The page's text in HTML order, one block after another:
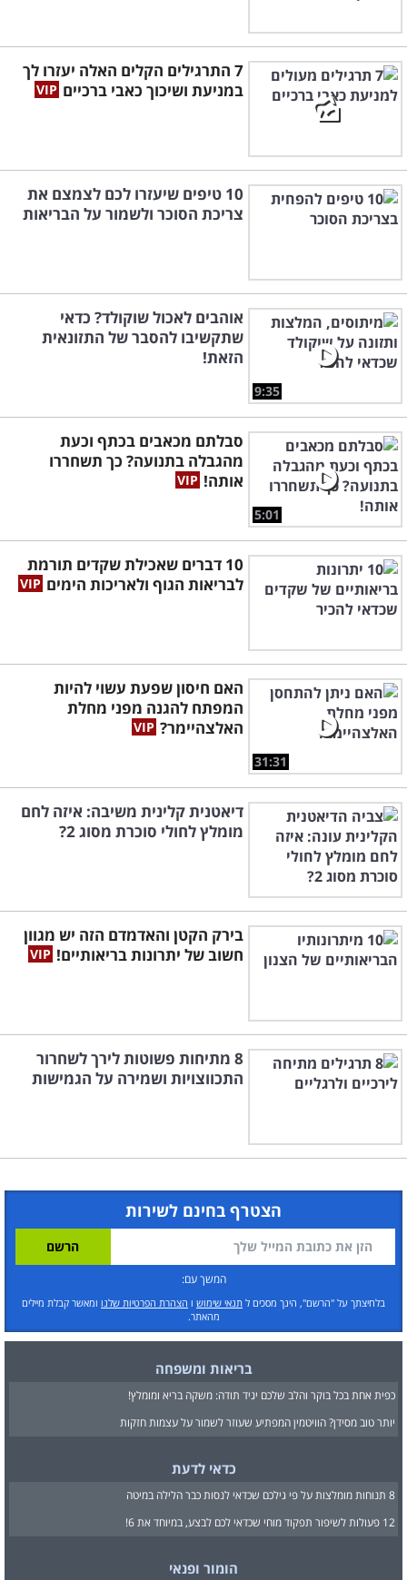
7 התרגילים הקלים האלה יעזרו לך
במניעת ושיכוך כאבי ברכיים
10 טיפים שיעזרו לכם לצמצם את
צריכת הסוכר ולשמור על הבריאות
9:35
אוהבים לאכול שוקולד? כדאי
שתקשיבו להסבר של התזונאית
הזאת!
5:01
סבלתם מכאבים בכתף וכעת
מהגבלה בתנועה? כך תשחררו
אותה!
10 דברים שאכילת שקדים תורמת
לבריאות הגוף ולאריכות הימים
31:31
האם חיסון שפעת עשוי להיות
המפתח להגנה מפני מחלת
האלצהיימר?
דיאטנית קלינית משיבה: איזה לחם
מומלץ לחולי סוכרת מסוג 2?
בירק הקטן והאדמדם הזה יש מגוון
חשוב של יתרונות בריאותיים!
8 מתיחות פשוטות לירך לשחרור
התכווצויות ושמירה על הגמישות
הצטרף בחינם לשירות
המשך עם:
בלחיצתך על "הרשם", הינך מסכים ל תנאי שימוש ו הצהרת הפרטיות שלנו ומאשר קבלת מיילים
מהאתר.
בריאות ומשפחה
כפית אחת בכל בוקר והלב שלכם יגיד תודה: משקה בריא ומומלץ!
יותר טוב מסידן? הוויטמין המפתיע שעוזר לשמור על עצמות חזקות
כדאי לדעת
8 תנוחות מומלצות על פי גילכם שכדאי לנסות כבר הלילה במיטה
12 פעולות לשיפור תפקוד מוחי שכדאי לכם לבצע, במיוחד את 6!
הומור ופנאי